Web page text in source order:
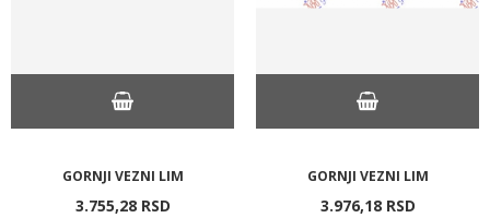
GORNJI VEZNI LIM
3.755,28 RSD
GORNJI VEZNI LIM
3.976,18 RSD